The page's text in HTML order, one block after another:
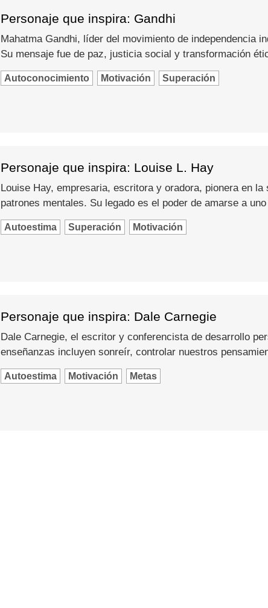
Personaje que inspira: Gandhi
Mahatma Gandhi, líder del movimiento de independencia
Su mensaje fue de paz, justicia social y transformación
Autoconocimiento Motivación Superación
Personaje que inspira: Louise L. Hay
Louise Hay, empresaria, escritora y oradora, pionera en
patrones mentales. Su legado es el poder de amarse a
Autoestima Superación Motivación
Personaje que inspira: Dale Carnegie
Dale Carnegie, el escritor y conferencista de desarrollo
enseñanzas incluyen sonreír, controlar nuestros
Autoestima Motivación Metas